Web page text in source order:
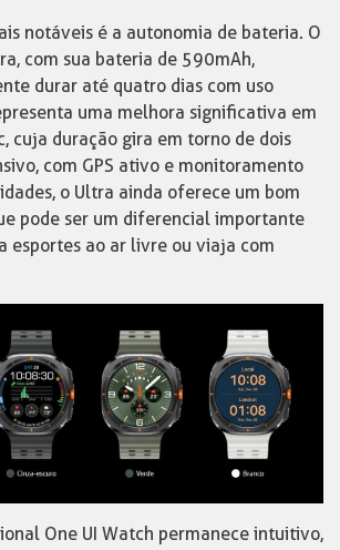
notáveis é a autonomia de bateria. O
com sua bateria de 590mAh,
durar até quatro dias com uso
uma melhora significativa em
cuja duração gira em torno de dois
com GPS ativo e monitoramento
o Ultra ainda oferece um bom
pode ser um diferencial importante
esportes ao ar livre ou viaja com
One UI Watch permanece intuitivo,